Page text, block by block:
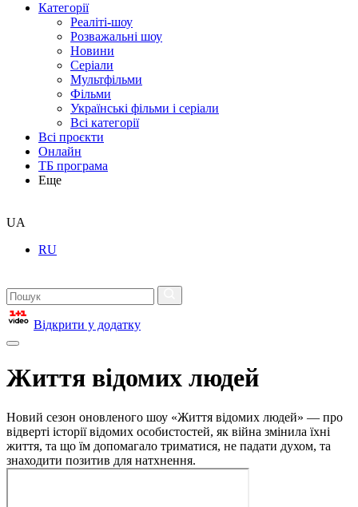
Категорії
Реаліті-шоу
Розважальні шоу
Новини
Серіали
Мультфільми
Фільми
Українські фільми і серіали
Всі категорії
Всі проєкти
Онлайн
ТБ програма
Еще
UA
RU
Відкрити у додатку
Життя відомих людей
Новий сезон оновленого шоу «Життя відомих людей» — про
відверті історії відомих особистостей, як війна змінила їхні
життя, та що їм допомагало триматися, не падати духом, та
знаходити позитив для натхнення.